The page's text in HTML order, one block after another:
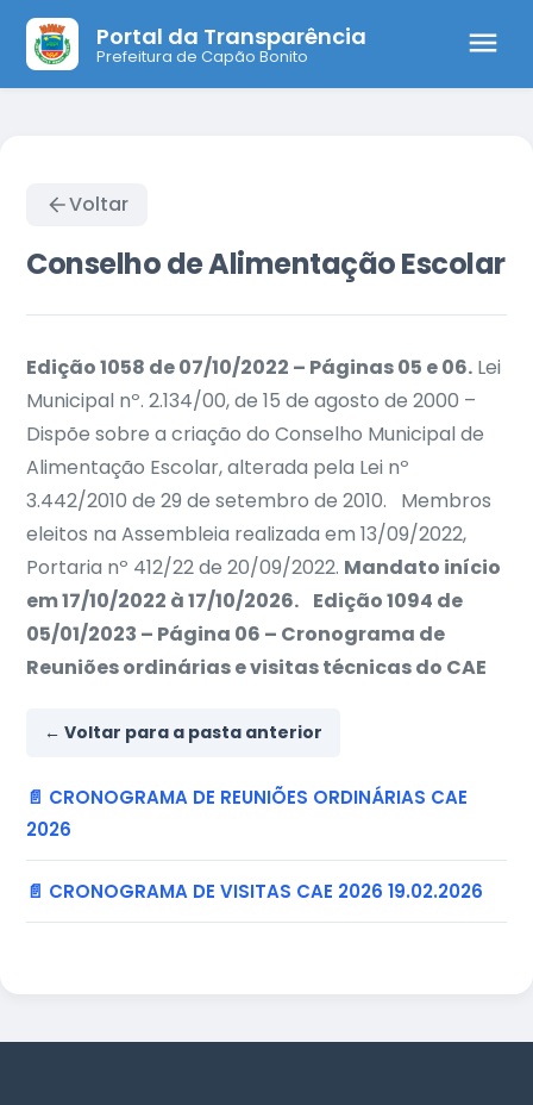
Portal da Transparência
Prefeitura de Capão Bonito
Voltar
Conselho de Alimentação Escolar
Edição 1058 de 07/10/2022 – Páginas 05 e 06. Lei
Municipal nº. 2.134/00, de 15 de agosto de 2000 –
Dispõe sobre a criação do Conselho Municipal de
Alimentação Escolar, alterada pela Lei nº
3.442/2010 de 29 de setembro de 2010.
Membros
eleitos na Assembleia realizada em 13/09/2022,
Portaria nº 412/22 de 20/09/2022. Mandato início
em 17/10/2022 à 17/10/2026. Edição 1094 de
05/01/2023 – Página 06 – Cronograma de
Reuniões ordinárias e visitas técnicas do CAE
← Voltar para a pasta anterior
📄 CRONOGRAMA DE REUNIÕES ORDINÁRIAS CAE
2026
📄 CRONOGRAMA DE VISITAS CAE 2026 19.02.2026